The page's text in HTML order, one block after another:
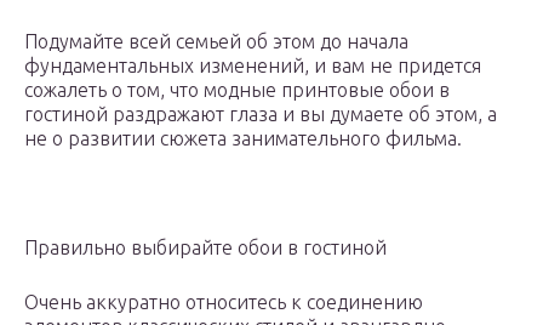
Подумайте всей семьей об этом до начала
фундаментальных изменений, и вам не придется
сожалеть о том, что модные принтовые обои в
гостиной раздражают глаза и вы думаете об этом, а
не о развитии сюжета занимательного фильма.
Правильно выбирайте обои в гостиной
Очень аккуратно относитесь к соединению